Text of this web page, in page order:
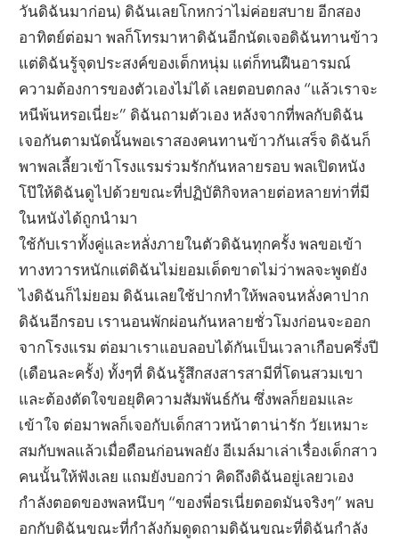
วันดิฉันมาก่อน) ดิฉันเลยโกหกว่าไม่ค่อยสบาย อีกสอง
อาทิตย์ต่อมา พลก็โทรมาหาดิฉันอีกนัดเจอดิฉันทานข้าว
แต่ดิฉันรู้จุดประสงค์ของเด็กหนุ่ม แต่ก็ทนฝืนอารมณ์
ความต้องการของตัวเองไม่ได้ เลยตอบตกลง “แล้วเราจะ
หนีพ้นหรอเนี่ยะ” ดิฉันถามตัวเอง หลังจากที่พลกับดิฉัน
เจอกันตามนัดนั้นพอเราสองคนทานข้าวกันเสร็จ ดิฉันก็
พาพลเลี้ยวเข้าโรงแรมร่วมรักกันหลายรอบ พลเปิดหนัง
โป๊ให้ดิฉันดูไปด้วยขณะที่ปฏิบัติกิจหลายต่อหลายท่าที่มี
ในหนังได้ถูกนำมา
ใช้กับเราทั้งคู่และหลั่งภายในตัวดิฉันทุกครั้ง พลขอเข้า
ทางทวารหนักแต่ดิฉันไม่ยอมเด็ดขาดไม่ว่าพลจะพูดยัง
ไงดิฉันก็ไม่ยอม ดิฉันเลยใช้ปากทำให้พลจนหลั่งคาปาก
ดิฉันอีกรอบ เรานอนพักผ่อนกันหลายชั่วโมงก่อนจะออก
จากโรงแรม ต่อมาเราแอบลอบได้กันเป็นเวลาเกือบครึ่งปี
(เดือนละครั้ง) ทั้งๆที่ ดิฉันรู้สึกสงสารสามีที่โดนสวมเขา
และต้องตัดใจขอยุติความสัมพันธ์กัน ซึ่งพลก็ยอมและ
เข้าใจ ต่อมาพลก็เจอกับเด็กสาวหน้าตาน่ารัก วัยเหมาะ
สมกับพลแล้วเมื่อดือนก่อนพลยัง อีเมล์มาเล่าเรื่องเด็กสาว
คนนั้นให้ฟังเลย แถมยังบอกว่า คิดถึงดิฉันอยู่เลยวเอง
กำลังตอดของพลหนึบๆ “ของพี่อรเนี่ยตอดมันจริงๆ” พลบ
อกกับดิฉันขณะที่กำลังก้มดูดถามดิฉันขณะที่ดิฉันกำลัง